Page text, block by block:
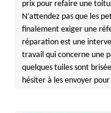
prix pour refaire une
N’attendez pas que les
finalement exiger une
réparation est une
travail qui concerne une
quelques tuiles sont
hésiter à les envoyer